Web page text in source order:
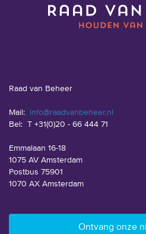
Raad van Beheer
Mail: info@raadvanbeheer.nl
Bel: T +31(0)20 - 66 444 71
Emmalaan 16-18
1075 AV Amsterdam
Postbus 75901
1070 AX Amsterdam